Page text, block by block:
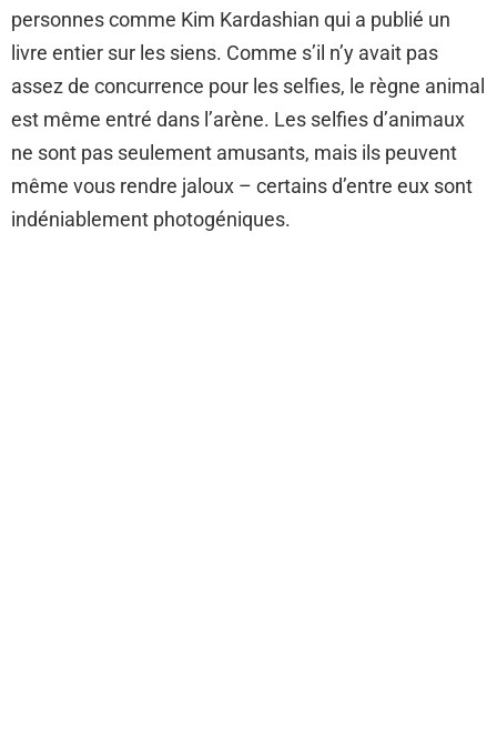
personnes comme Kim Kardashian qui a publié un
livre entier sur les siens. Comme s’il n’y avait pas
assez de concurrence pour les selfies, le règne animal
est même entré dans l’arène. Les selfies d’animaux
ne sont pas seulement amusants, mais ils peuvent
même vous rendre jaloux – certains d’entre eux sont
indéniablement photogéniques.